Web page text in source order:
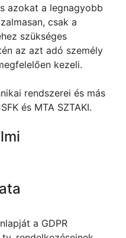
azokat a legnagyobb
csak a
szükséges
az azt adó személy
kezeli.
rendszerei és más
és MTA SZTAKI.
a GDPR